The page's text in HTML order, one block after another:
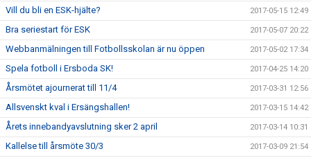
Vill du bli en ESK-hjälte? 2017-05-15 12:49
Bra seriestart för ESK 2017-05-07 20:22
Webbanmälningen till Fotbollsskolan är nu öppen 2017-05-02 17:34
Spela fotboll i Ersboda SK! 2017-04-25 14:20
Årsmötet ajournerat till 11/4 2017-03-31 12:56
Allsvenskt kval i Ersängshallen! 2017-03-15 14:42
Årets innebandyavslutning sker 2 april 2017-03-14 10:31
Kallelse till årsmöte 30/3 2017-03-09 21:54